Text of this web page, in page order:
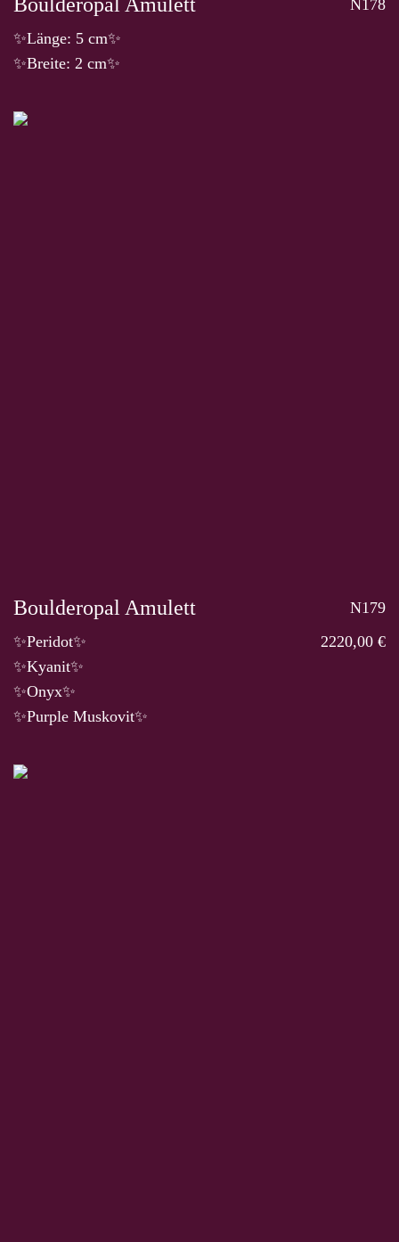
N178
✨Länge: 5 cm✨
✨Breite: 2 cm✨
Boulderopal Amulett
N179
✨Peridot✨
✨Kyanit✨
✨Onyx✨
✨Purple Muskovit✨
2220,00 €